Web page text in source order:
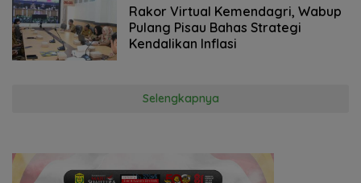
2026
Rakor Virtual Kemendagri, Wabup
Pulang Pisau Bahas Strategi
Kendalikan Inflasi
Selengkapnya